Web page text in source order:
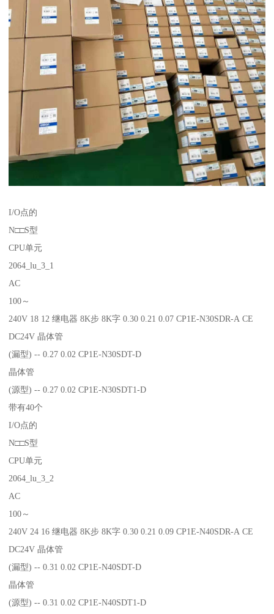
I/O点的
N□□S型
CPU单元
2064_lu_3_1
AC
100～
240V 18 12 继电器 8K步 8K字 0.30 0.21 0.07 CP1E-N30SDR-A CE
DC24V 晶体管
(漏型) -- 0.27 0.02 CP1E-N30SDT-D
晶体管
(源型) -- 0.27 0.02 CP1E-N30SDT1-D
带有40个
I/O点的
N□□S型
CPU单元
2064_lu_3_2
AC
100～
240V 24 16 继电器 8K步 8K字 0.30 0.21 0.09 CP1E-N40SDR-A CE
DC24V 晶体管
(漏型) -- 0.31 0.02 CP1E-N40SDT-D
晶体管
(源型) -- 0.31 0.02 CP1E-N40SDT1-D